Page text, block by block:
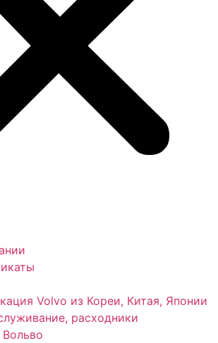
Volvo из Кореи, Китая, Японии
расходники